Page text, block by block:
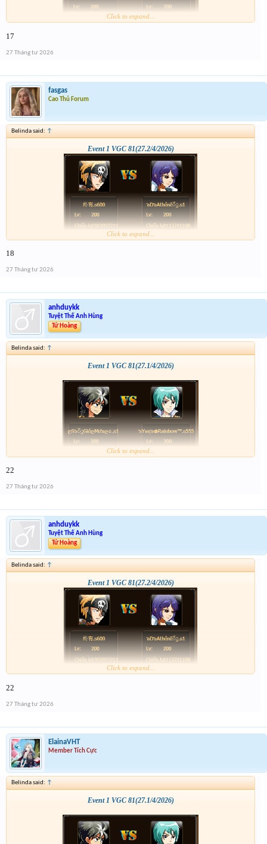
Click to expand...
17
27 Tháng tư 2026
fasgas
Cao Thủ Forum
Belinda said: ↑
Event 1 VGC 81(27.2/4/2026)
Click to expand...
18
27 Tháng tư 2026
anhduykk
Tuyệt Thế Anh Hùng
Tứ Hoàng
Belinda said: ↑
Event 1 VGC 81(27.1/4/2026)
Click to expand...
22
27 Tháng tư 2026
anhduykk
Tuyệt Thế Anh Hùng
Tứ Hoàng
Belinda said: ↑
Event 1 VGC 81(27.2/4/2026)
Click to expand...
22
27 Tháng tư 2026
ElainaVHT
Member Tích Cực
Belinda said: ↑
Event 1 VGC 81(27.1/4/2026)